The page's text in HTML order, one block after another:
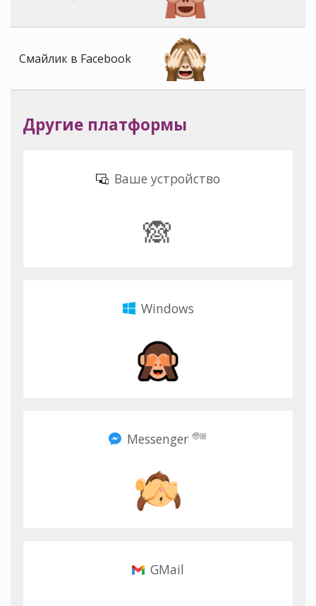
Смайлик в Facebook
Другие платформы
Ваше устройство
🙈
Windows
Messenger 🧓🏼
GMail